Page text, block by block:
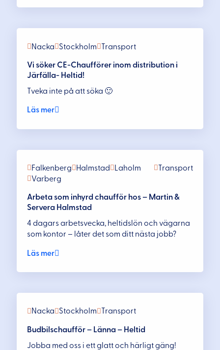
Transport
Nacka Stockholm
Vi söker CE-Chaufförer inom distribution i
Järfälla- Heltid!
Tveka inte på att söka 🙂
Läs mer
Transport
Falkenberg Halmstad
Laholm
Varberg
Arbeta som inhyrd chaufför hos – Martin &
Servera Halmstad
4 dagars arbetsvecka, heltidslön och vägarna
som kontor – låter det som ditt nästa jobb?
Läs mer
Transport
Nacka Stockholm
Budbilschaufför – Länna – Heltid
Jobba med oss i ett glatt och härligt gäng!